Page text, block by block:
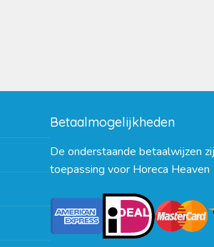
Betaalmogelijkheden
De onderstaande betaalwijzen
toepassing voor Horeca Heaven